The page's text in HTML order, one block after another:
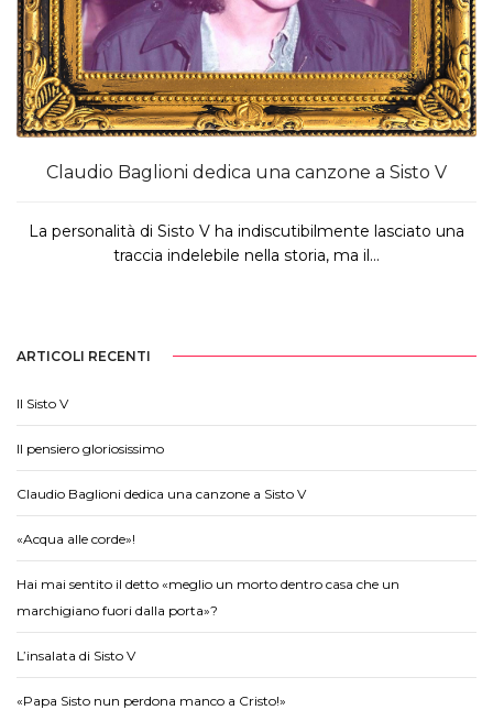
Claudio Baglioni dedica una canzone a Sisto V
La personalità di Sisto V ha indiscutibilmente lasciato una
traccia indelebile nella storia, ma il...
ARTICOLI RECENTI
Il Sisto V
Il pensiero gloriosissimo
Claudio Baglioni dedica una canzone a Sisto V
«Acqua alle corde»!
Hai mai sentito il detto «meglio un morto dentro casa che un
marchigiano fuori dalla porta»?
L’insalata di Sisto V
«Papa Sisto nun perdona manco a Cristo!»